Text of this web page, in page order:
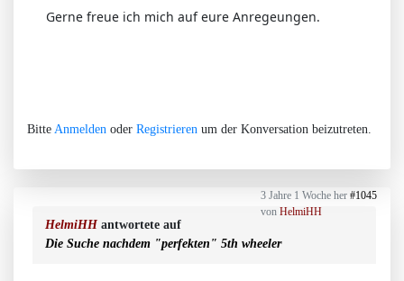
Gerne freue ich mich auf eure Anregeungen.
Bitte Anmelden oder Registrieren um der Konversation beizutreten.
3 Jahre 1 Woche her #1045
von HelmiHH
HelmiHHantwortete auf
Die Suche nachdem "perfekten" 5th wheeler